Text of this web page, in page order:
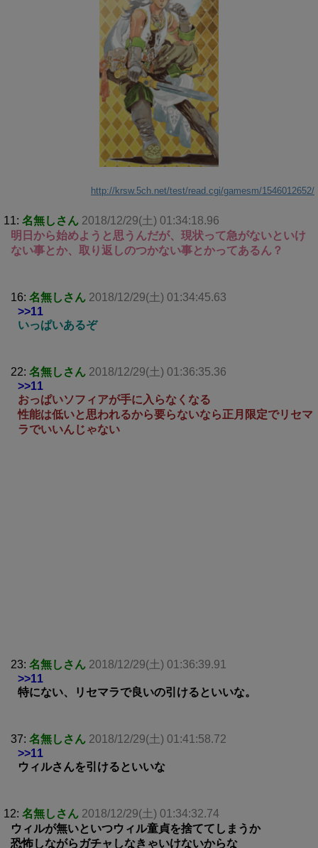
http://krsw.5ch.net/test/read.cgi/gamesm/1546012652/
11: 名無しさん 2018/12/29(土) 01:34:18.96
明日から始めようと思うんだが、現状って急がないといけ
ない事とか、取り返しのつかない事とかってあるん？
16: 名無しさん 2018/12/29(土) 01:34:45.63
>>11
いっぱいあるぞ
22: 名無しさん 2018/12/29(土) 01:36:35.36
>>11
おっぱいソフィアが手に入らなくなる
性能は低いと思われるから要らないなら正月限定でリセマ
ラでいいんじゃない
23: 名無しさん 2018/12/29(土) 01:36:39.91
>>11
特にない、リセマラで良いの引けるといいな。
37: 名無しさん 2018/12/29(土) 01:41:58.72
>>11
ウィルさんを引けるといいな
12: 名無しさん 2018/12/29(土) 01:34:32.74
ウィルが無いといつウィル童貞を捨ててしまうか
恐怖しながらガチャしなきゃいけないからな